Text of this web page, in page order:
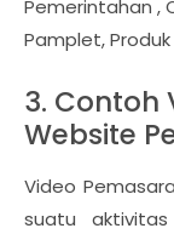
Pemerintahan ,
Pamplet,
3. Contoh
Website
Video
suatu